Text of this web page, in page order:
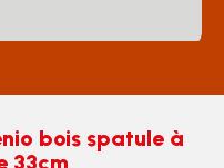
bois spatule à
33cm